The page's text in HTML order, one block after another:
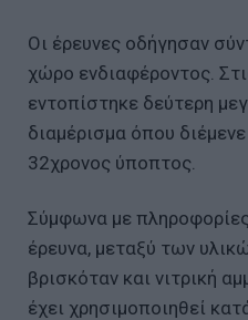
Οι έρευνες οδήγησαν
χώρο ενδιαφέροντος.
εντοπίστηκε δεύτερη
διαμέρισμα όπου
32χρονος ύποπτος.
Σύμφωνα με
έρευνα, μεταξύ των
βρισκόταν και νιτρική
έχει χρησιμοποιηθεί